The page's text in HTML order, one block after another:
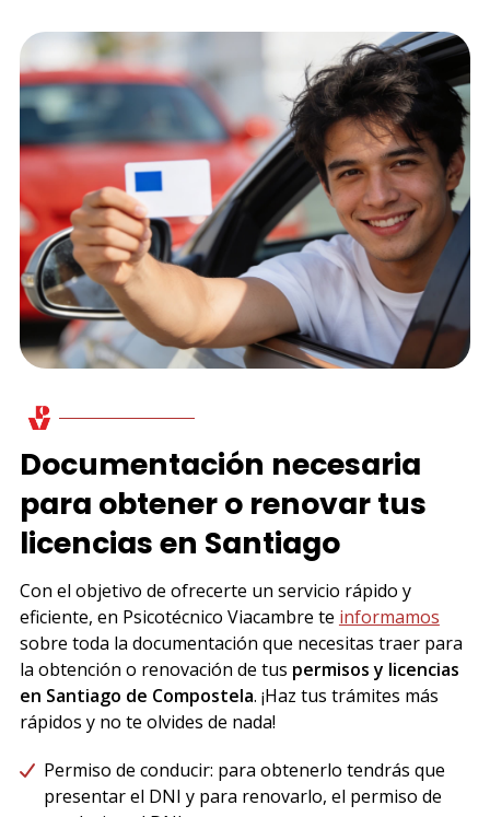
Documentación necesaria
para obtener o renovar tus
licencias en Santiago
Con el objetivo de ofrecerte un servicio rápido y
eficiente, en Psicotécnico Viacambre te informamos
sobre toda la documentación que necesitas traer para
la obtención o renovación de tus permisos y licencias
en Santiago de Compostela. ¡Haz tus trámites más
rápidos y no te olvides de nada!
Permiso de conducir: para obtenerlo tendrás que
presentar el DNI y para renovarlo, el permiso de